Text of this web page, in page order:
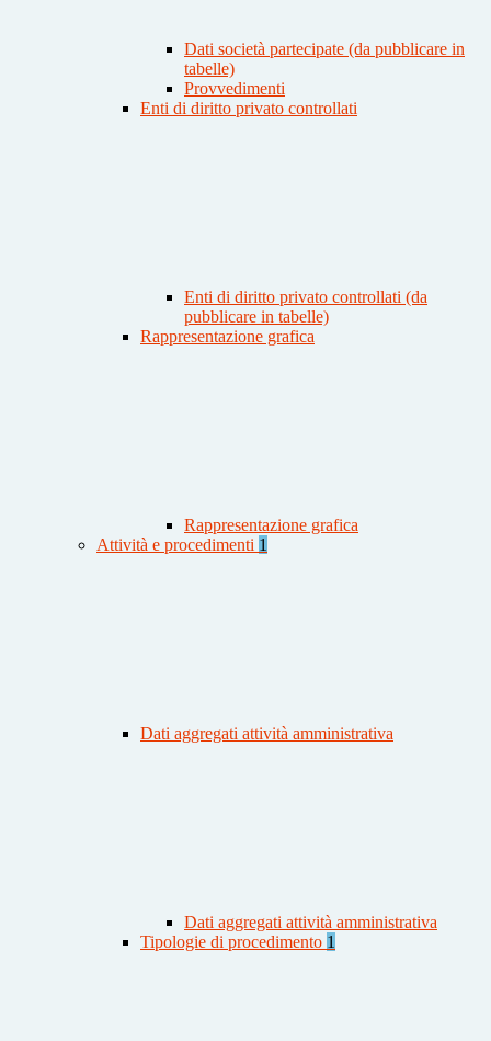
Dati società partecipate (da pubblicare in
tabelle)
Provvedimenti
Enti di diritto privato controllati
Enti di diritto privato controllati (da
pubblicare in tabelle)
Rappresentazione grafica
Rappresentazione grafica
Attività e procedimenti 1
Dati aggregati attività amministrativa
Dati aggregati attività amministrativa
Tipologie di procedimento 1